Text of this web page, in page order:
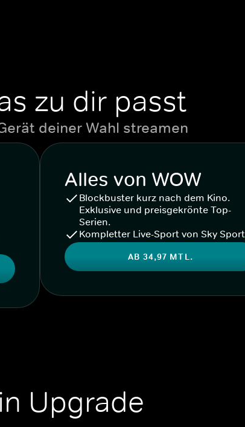
zu dir passt
deiner Wahl streamen
Alles von WOW
Blockbuster kurz nach dem Kino.
Exklusive und preisgekrönte Top-
Serien.
Kompletter Live-Sport von Sky Sport
AB 34,97 MTL.
Upgrade